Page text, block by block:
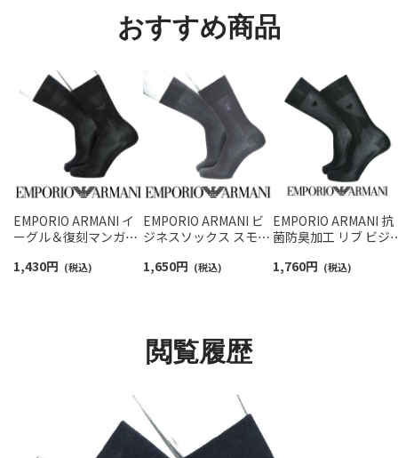
おすすめ商品
EMPORIO ARMANI イ
ーグル＆復刻マンガベ
ビジネス ソックス メン
1,430円 (税込)
EMPORIO ARMANI ビ
ジネスソックス スモー
プ ワンポイントベア刺
1,650円 (税込)
EMPORIO ARMANI 抗
菌防臭加工 リブ ビジ
ルー丈 メンズ【25-
1,760円 (税込)
閲覧履歴